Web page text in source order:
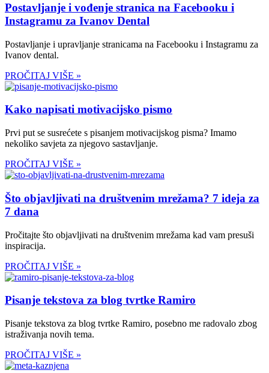
Postavljanje i vođenje stranica na Facebooku i
Instagramu za Ivanov Dental
Postavljanje i upravljanje stranicama na Facebooku i Instagramu za
Ivanov dental.
PROČITAJ VIŠE »
Kako napisati motivacijsko pismo
Prvi put se susrećete s pisanjem motivacijskog pisma? Imamo
nekoliko savjeta za njegovo sastavljanje.
PROČITAJ VIŠE »
Što objavljivati na društvenim mrežama? 7 ideja za
7 dana
Pročitajte što objavljivati na društvenim mrežama kad vam presuši
inspiracija.
PROČITAJ VIŠE »
Pisanje tekstova za blog tvrtke Ramiro
Pisanje tekstova za blog tvrtke Ramiro, posebno me radovalo zbog
istraživanja novih tema.
PROČITAJ VIŠE »